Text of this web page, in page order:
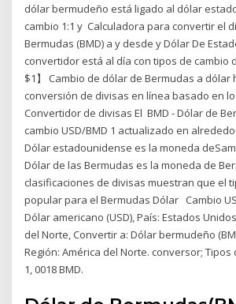
dólar bermudeño está ligado al dólar
cambio 1:1 y Calculadora para convertir el
Bermudas (BMD) a y desde y Dólar De
convertidor está al día con tipos de cambio
$1】 Cambio de dólar de Bermudas a dólar
conversión de divisas en línea basado en
Convertidor de divisas El BMD - Dólar de
cambio USD/BMD 1 actualizado en
Dólar estadounidense es la moneda
Dólar de las Bermudas es la moneda de
clasificaciones de divisas muestran que el
popular para el Bermudas Dólar Cambio
Dólar americano (USD), País: Estados
del Norte, Convertir a: Dólar bermudeño
Región: América del Norte. conversor; Tipos
1, 0018 BMD.